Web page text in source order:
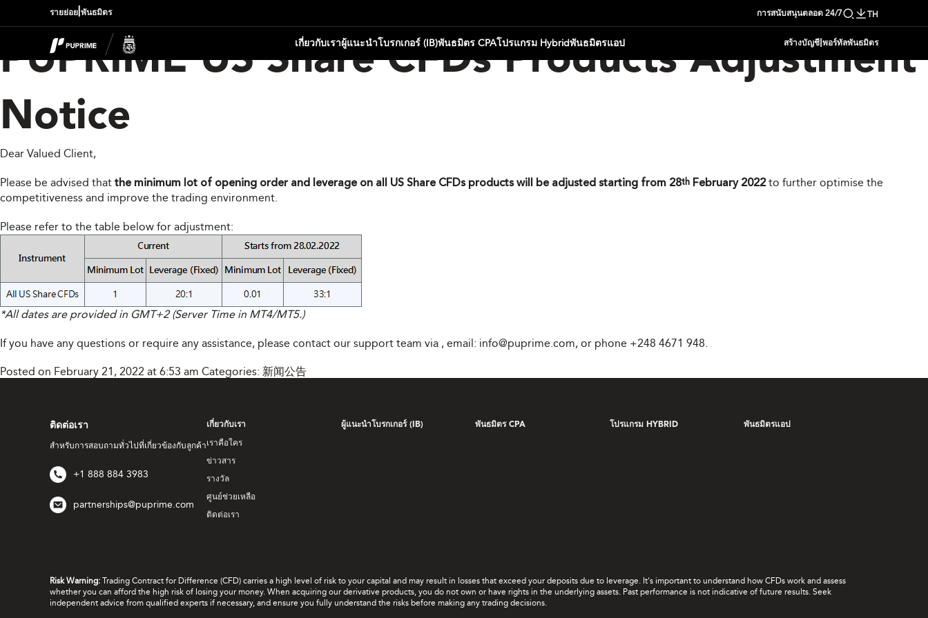
รายย่อย พันธมิตร การสนับสนุนตลอด 24/7 TH
เกี่ยวกับเราผู้แนะนำโบรกเกอร์ (IB)พันธมิตร CPAโปรแกรม Hybridพันธมิตรแอป สร้างบัญชี|พอร์ทัลพันธมิตร
PUPRIME US Share CFDs Products Adjustment
Notice
Dear Valued Client,
Please be advised that the minimum lot of opening order and leverage on all US Share CFDs products will be adjusted starting from 28th February 2022to further optimise the
competitiveness and improve the trading environment.
Please refer to the table below for adjustment:
*All dates are provided in GMT+2 (Server Time in MT4/MT5.)
If you have any questions or require any assistance, please contact our support team via , email: info@puprime.com, or phone +248 4671 948.
Posted on February 21, 2022 at 6:53 am Categories: 新闻公告
ติดต่อเรา
สำหรับการสอบถามทั่วไปที่เกี่ยวข้องกับลูกค้า
+1 888 884 3983
partnerships@puprime.com
เกี่ยวกับเรา
เราคือใคร
ข่าวสาร
รางวัล
ศูนย์ช่วยเหลือ
ติดต่อเรา
ผู้แนะนำโบรกเกอร์ (IB) พันธมิตร CPA โปรแกรม HYBRID พันธมิตรแอป
Risk Warning: Trading Contract for Difference (CFD) carries a high level of risk to your capital and may result in losses that exceed your deposits due to leverage. It's important to understand how CFDs work and assess
whether you can afford the high risk of losing your money. When acquiring our derivative products, you do not own or have rights in the underlying assets. Past performance is not indicative of future results. Seek
independent advice from qualified experts if necessary, and ensure you fully understand the risks before making any trading decisions.